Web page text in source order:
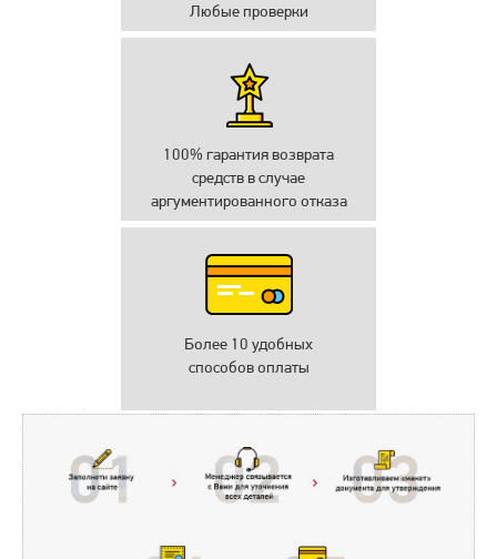
Любые проверки
100% гарантия возврата
средств в случае
аргументированного отказа
Более 10 удобных
способов оплаты